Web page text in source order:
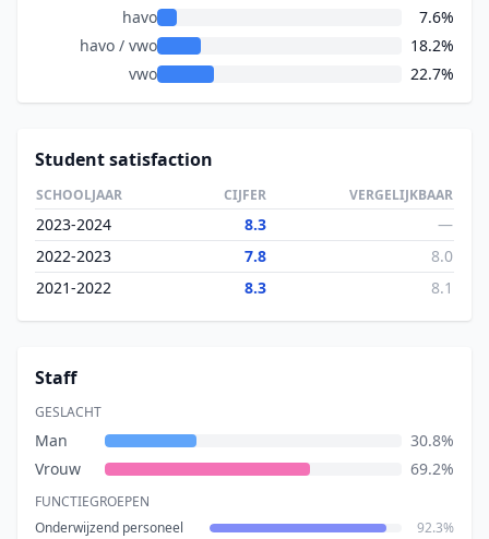
havo
7.6%
havo / vwo
18.2%
vwo
22.7%
Student satisfaction
SCHOOLJAAR CIJFER VERGELIJKBAAR
2023-2024 8.3
—
2022-2023
7.8
8.0
2021-2022
8.3 8.1
Staff
GESLACHT
Man
30.8%
Vrouw
69.2%
FUNCTIEGROEPEN
Onderwijzend personeel
92.3%